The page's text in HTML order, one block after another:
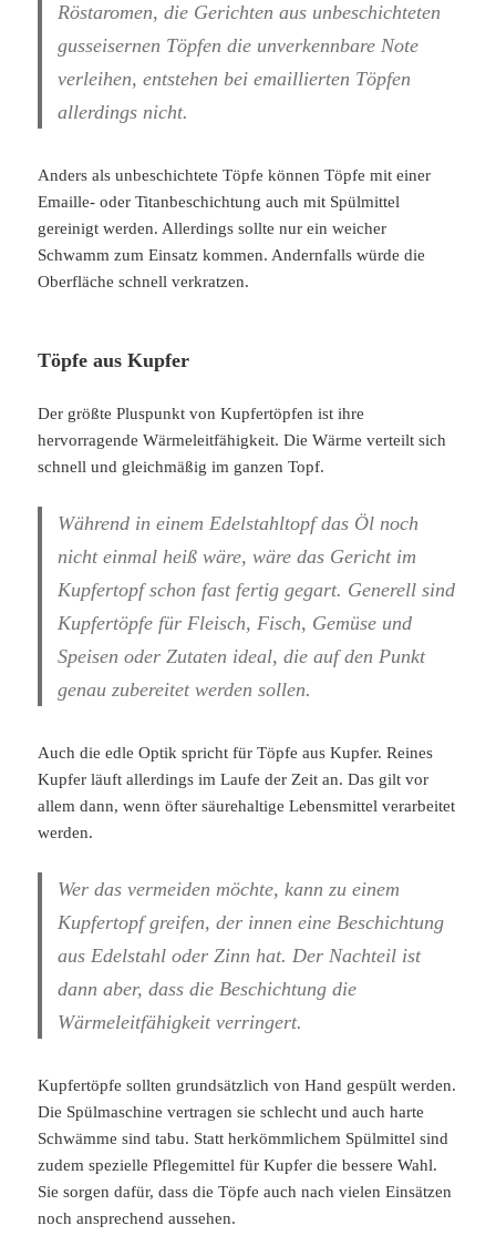
Röstaromen, die Gerichten aus unbeschichteten
gusseisernen Töpfen die unverkennbare Note
verleihen, entstehen bei emaillierten Töpfen
allerdings nicht.
Anders als unbeschichtete Töpfe können Töpfe mit einer
Emaille- oder Titanbeschichtung auch mit Spülmittel
gereinigt werden. Allerdings sollte nur ein weicher
Schwamm zum Einsatz kommen. Andernfalls würde die
Oberfläche schnell verkratzen.
Töpfe aus Kupfer
Der größte Pluspunkt von Kupfertöpfen ist ihre
hervorragende Wärmeleitfähigkeit. Die Wärme verteilt sich
schnell und gleichmäßig im ganzen Topf.
Während in einem Edelstahltopf das Öl noch
nicht einmal heiß wäre, wäre das Gericht im
Kupfertopf schon fast fertig gegart. Generell sind
Kupfertöpfe für Fleisch, Fisch, Gemüse und
Speisen oder Zutaten ideal, die auf den Punkt
genau zubereitet werden sollen.
Auch die edle Optik spricht für Töpfe aus Kupfer. Reines
Kupfer läuft allerdings im Laufe der Zeit an. Das gilt vor
allem dann, wenn öfter säurehaltige Lebensmittel verarbeitet
werden.
Wer das vermeiden möchte, kann zu einem
Kupfertopf greifen, der innen eine Beschichtung
aus Edelstahl oder Zinn hat. Der Nachteil ist
dann aber, dass die Beschichtung die
Wärmeleitfähigkeit verringert.
Kupfertöpfe sollten grundsätzlich von Hand gespült werden.
Die Spülmaschine vertragen sie schlecht und auch harte
Schwämme sind tabu. Statt herkömmlichem Spülmittel sind
zudem spezielle Pflegemittel für Kupfer die bessere Wahl.
Sie sorgen dafür, dass die Töpfe auch nach vielen Einsätzen
noch ansprechend aussehen.